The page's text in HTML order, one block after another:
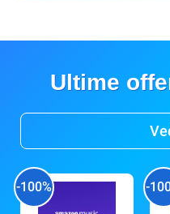
Ultime
-100% -